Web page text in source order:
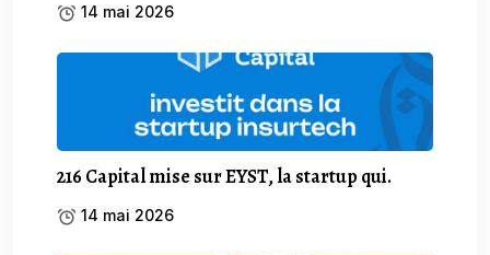
14 mai 2026
216 Capital mise sur EYST, la startup qui.
14 mai 2026